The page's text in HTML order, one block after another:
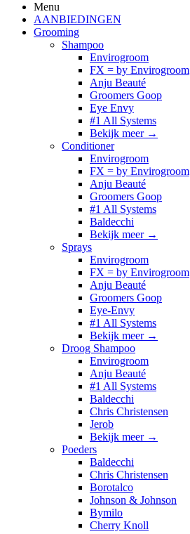
Menu
AANBIEDINGEN
Grooming
Shampoo
Envirogroom
FX = by Envirogroom
Anju Beauté
Groomers Goop
Eye Envy
#1 All Systems
Bekijk meer →
Conditioner
Envirogroom
FX = by Envirogroom
Anju Beauté
Groomers Goop
#1 All Systems
Baldecchi
Bekijk meer →
Sprays
Envirogroom
FX = by Envirogroom
Anju Beauté
Groomers Goop
Eye-Envy
#1 All Systems
Bekijk meer →
Droog Shampoo
Envirogroom
Anju Beauté
#1 All Systems
Baldecchi
Chris Christensen
Jerob
Bekijk meer →
Poeders
Baldecchi
Chris Christensen
Borotalco
Johnson & Johnson
Bymilo
Cherry Knoll